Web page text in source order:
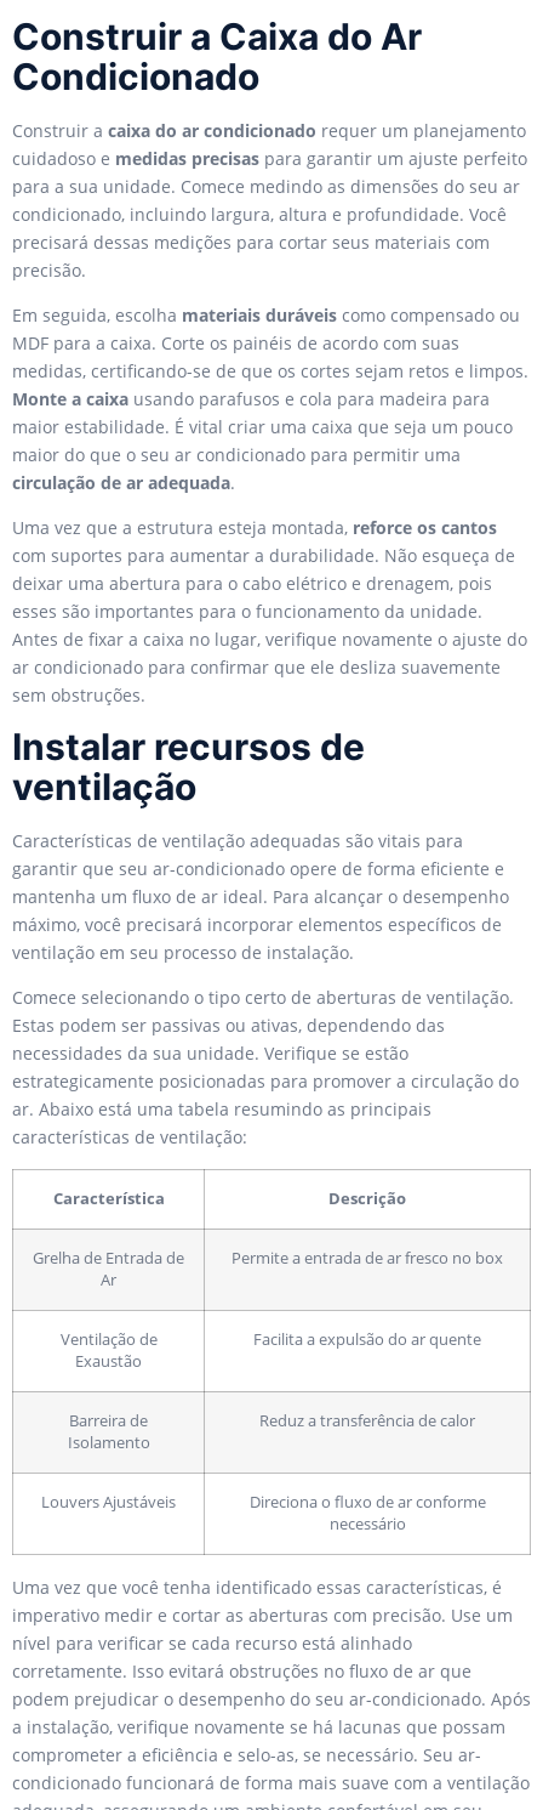
Construir a Caixa do Ar
Condicionado
Construir a caixa do ar condicionado requer um planejamento
cuidadoso e medidas precisas para garantir um ajuste perfeito
para a sua unidade. Comece medindo as dimensões do seu ar
condicionado, incluindo largura, altura e profundidade. Você
precisará dessas medições para cortar seus materiais com
precisão.
Em seguida, escolha materiais duráveis como compensado ou
MDF para a caixa. Corte os painéis de acordo com suas
medidas, certificando-se de que os cortes sejam retos e limpos.
Monte a caixa usando parafusos e cola para madeira para
maior estabilidade. É vital criar uma caixa que seja um pouco
maior do que o seu ar condicionado para permitir uma
circulação de ar adequada.
Uma vez que a estrutura esteja montada, reforce os cantos
com suportes para aumentar a durabilidade. Não esqueça de
deixar uma abertura para o cabo elétrico e drenagem, pois
esses são importantes para o funcionamento da unidade.
Antes de fixar a caixa no lugar, verifique novamente o ajuste do
ar condicionado para confirmar que ele desliza suavemente
sem obstruções.
Instalar recursos de
ventilação
Características de ventilação adequadas são vitais para
garantir que seu ar-condicionado opere de forma eficiente e
mantenha um fluxo de ar ideal. Para alcançar o desempenho
máximo, você precisará incorporar elementos específicos de
ventilação em seu processo de instalação.
Comece selecionando o tipo certo de aberturas de ventilação.
Estas podem ser passivas ou ativas, dependendo das
necessidades da sua unidade. Verifique se estão
estrategicamente posicionadas para promover a circulação do
ar. Abaixo está uma tabela resumindo as principais
características de ventilação:
Característica Descrição
Grelha de Entrada de
Ar
Permite a entrada de ar fresco no box
Ventilação de
Exaustão
Facilita a expulsão do ar quente
Barreira de
Isolamento
Reduz a transferência de calor
Louvers Ajustáveis
Direciona o fluxo de ar conforme
necessário
Uma vez que você tenha identificado essas características, é
imperativo medir e cortar as aberturas com precisão. Use um
nível para verificar se cada recurso está alinhado
corretamente. Isso evitará obstruções no fluxo de ar que
podem prejudicar o desempenho do seu ar-condicionado. Após
a instalação, verifique novamente se há lacunas que possam
comprometer a eficiência e selo-as, se necessário. Seu ar-
condicionado funcionará de forma mais suave com a ventilação